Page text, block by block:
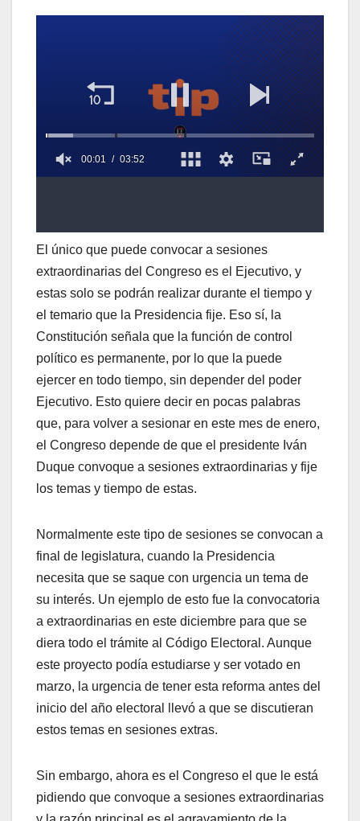
El único que puede convocar a sesiones
extraordinarias del Congreso es el Ejecutivo, y
estas solo se podrán realizar durante el tiempo y
el temario que la Presidencia fije. Eso sí, la
Constitución señala que la función de control
político es permanente, por lo que la puede
ejercer en todo tiempo, sin depender del poder
Ejecutivo. Esto quiere decir en pocas palabras
que, para volver a sesionar en este mes de enero,
el Congreso depende de que el presidente Iván
Duque convoque a sesiones extraordinarias y fije
los temas y tiempo de estas.
Normalmente este tipo de sesiones se convocan a
final de legislatura, cuando la Presidencia
necesita que se saque con urgencia un tema de
su interés. Un ejemplo de esto fue la convocatoria
a extraordinarias en este diciembre para que se
diera todo el trámite al Código Electoral. Aunque
este proyecto podía estudiarse y ser votado en
marzo, la urgencia de tener esta reforma antes del
inicio del año electoral llevó a que se discutieran
estos temas en sesiones extras.
Sin embargo, ahora es el Congreso el que le está
pidiendo que convoque a sesiones extraordinarias